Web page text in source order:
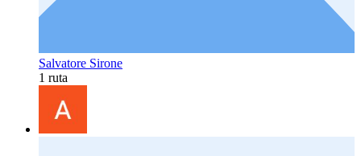
Salvatore Sirone
1 ruta